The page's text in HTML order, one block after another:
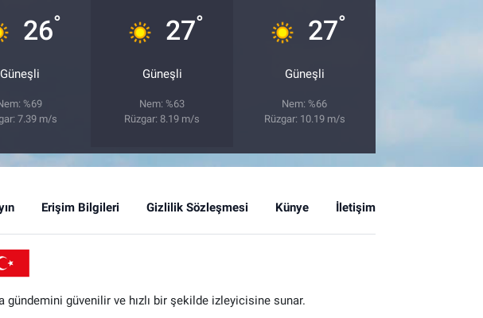
26°
Güneşli
%69
7.39 m/s
27°
Güneşli
Nem: %63
Rüzgar: 8.19 m/s
27°
Güneşli
Nem: %66
Rüzgar: 10.19 m/s
Erişim Bilgileri Gizlilik Sözleşmesi Künye İletişim
güvenilir ve hızlı bir şekilde izleyicisine sunar.